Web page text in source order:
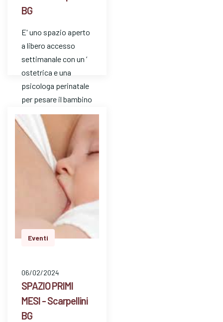
BG
E' uno spazio aperto
a libero accesso
settimanale con un ’
ostetrica e una
psicologa perinatale
per pesare il bambino
e avere risposte a
dom…
Eventi
06/02/2024
SPAZIO PRIMI
MESI - Scarpellini
BG